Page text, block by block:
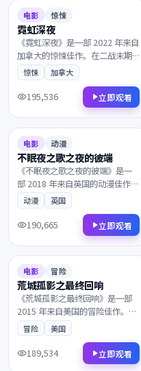
6.9
电影 惊悚
霓虹深夜
《霓虹深夜》是一部 2022 年来自
加拿大的惊悚佳作。在二战末期
的欧洲战场，所有线索最终指向
一个无法回避的抉择。镜头语言
细腻动人，配乐与画面相得益
彰，影迷不容错过。
惊悚 加拿大
195,536 立即观看
6.8
电影 动漫
不眠夜之歌之夜的彼端
《不眠夜之歌之夜的彼端》是一
部 2018 年来自英国的动漫佳作。
在二战末期的欧洲战场，一封匿
名信打乱了原本平静的生活。叙
事节奏张弛有度，演员表演收放
自如，影迷不容错过。
动漫 英国
190,665 立即观看
8.2
电影 冒险
荒城孤影之最终回响
《荒城孤影之最终回响》是一部
2015 年来自美国的冒险佳作。在
霓虹与雨水交织的都市，层层迷
雾最终通向意想不到的结局。值
得在大银幕上反复品味的诚意之
作，影迷不容错过。
冒险 美国
189,534 立即观看